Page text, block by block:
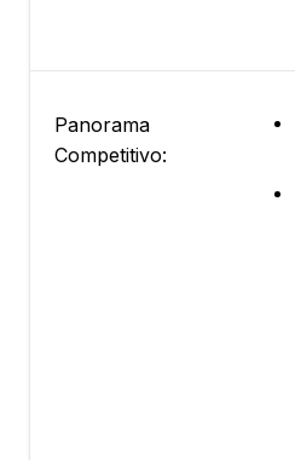
Panorama
Competitivo: